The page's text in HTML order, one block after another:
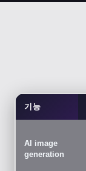
기능
AI image
generation